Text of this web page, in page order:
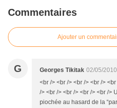
Commentaires
Ajouter un
G Georges Tikitak 02/05/
<br /> <br /> <br /> <br />
/> <br /> <br /> <br /> <br />
piochée au hasard de la